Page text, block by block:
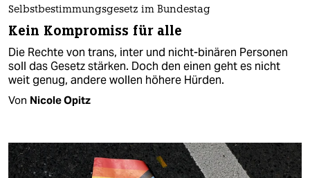
Selbstbestimmungsgesetz im Bundestag
Kein Kompromiss für alle
Die Rechte von trans, inter und nicht-binären Personen
soll das Gesetz stärken. Doch den einen geht es nicht
weit genug, andere wollen höhere Hürden.
Von Nicole Opitz